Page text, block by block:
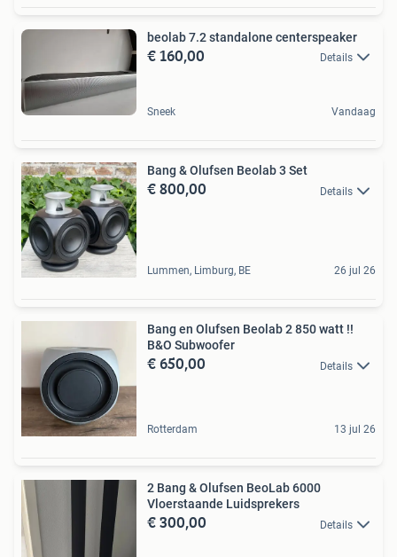
beolab 7.2 standalone centerspeaker
€ 160,00 Details
Sneek Vandaag
Bang & Olufsen Beolab 3 Set
€ 800,00 Details
Lummen, Limburg, BE 26 jul 26
Bang en Olufsen Beolab 2 850 watt !!
B&O Subwoofer
€ 650,00 Details
Rotterdam 13 jul 26
2 Bang & Olufsen BeoLab 6000
Vloerstaande Luidsprekers
€ 300,00 Details